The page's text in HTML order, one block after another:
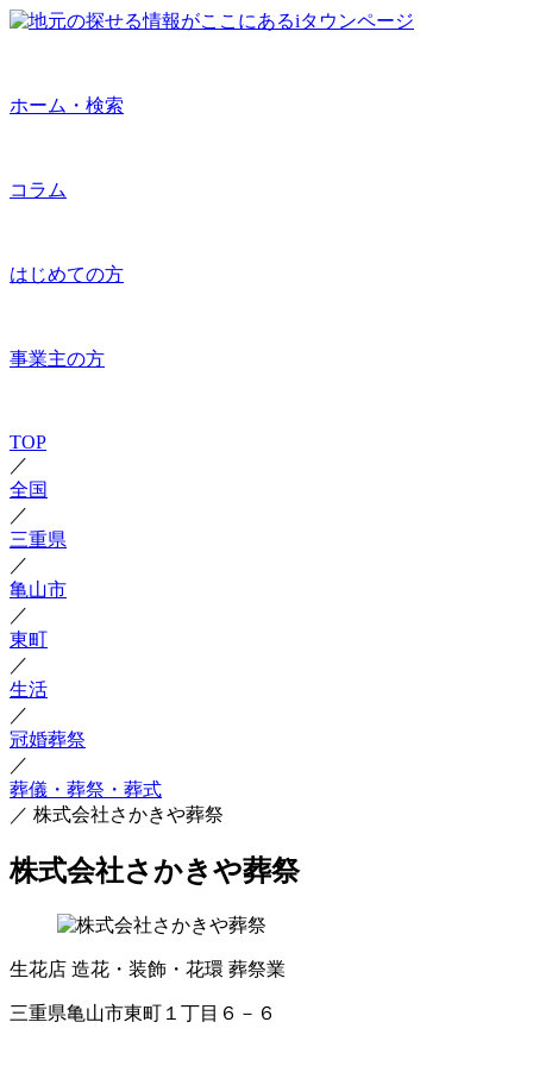
ホーム・検索
コラム
はじめての方
事業主の方
TOP
／
全国
／
三重県
／
亀山市
／
東町
／
生活
／
冠婚葬祭
／
葬儀・葬祭・葬式
／ 株式会社さかきや葬祭
株式会社さかきや葬祭
生花店 造花・装飾・花環 葬祭業
三重県亀山市東町１丁目６－６